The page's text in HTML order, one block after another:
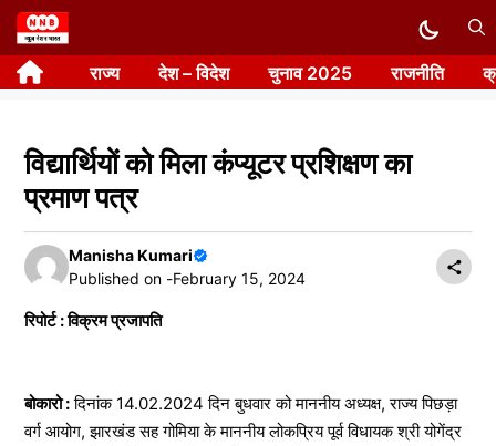
Skip
to
content राज्य देश – विदेश चुनाव 2025 राजनीति
विद्यार्थियों को मिला कंप्यूटर प्रशिक्षण का
प्रमाण पत्र
Manisha Kumari
Published on -February 15, 2024
रिपोर्ट : विक्रम प्रजापति
बोकारो :दिनांक 14.02.2024 दिन बुधवार को माननीय अध्यक्ष, राज्य पिछड़ा
वर्ग आयोग, झारखंड सह गोमिया के माननीय लोकप्रिय पूर्व विधायक श्री योगेंद्र